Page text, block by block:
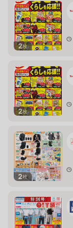
2枚
2枚
2枚